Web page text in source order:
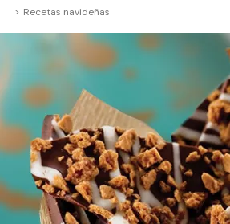
Recetas navideñas